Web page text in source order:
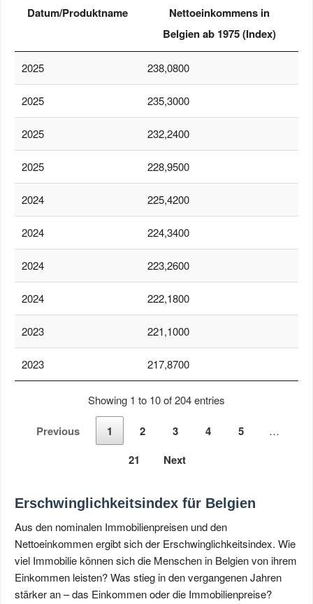
Datum/Produktname
Nettoeinkommens in
Belgien ab 1975 (Index)
2025 238,0800
2025 235,3000
2025 232,2400
2025 228,9500
2024 225,4200
2024 224,3400
2024 223,2600
2024 222,1800
2023 221,1000
2023 217,8700
Showing 1 to 10 of 204 entries
Previous 1 2 3 4 5 …
21 Next
Erschwinglichkeitsindex für Belgien
Aus den nominalen Immobilienpreisen und den
Nettoeinkommen ergibt sich der Erschwinglichkeitsindex. Wie
viel Immobilie können sich die Menschen in Belgien von ihrem
Einkommen leisten? Was stieg in den vergangenen Jahren
stärker an – das Einkommen oder die Immobilienpreise?